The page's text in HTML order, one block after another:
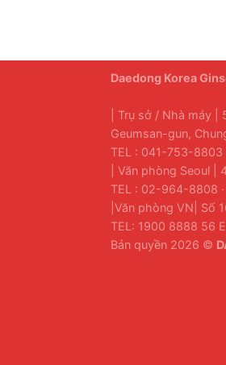
Daedong Korea
| Trụ sở / Nhà máy
Geumsan-gun,
TEL : 041-753-8803
| Văn phòng Seoul |
TEL : 02-964-8808
|Văn phòng VN| Số
TEL: 1900 8888 56
Bản quyền 2026 ©